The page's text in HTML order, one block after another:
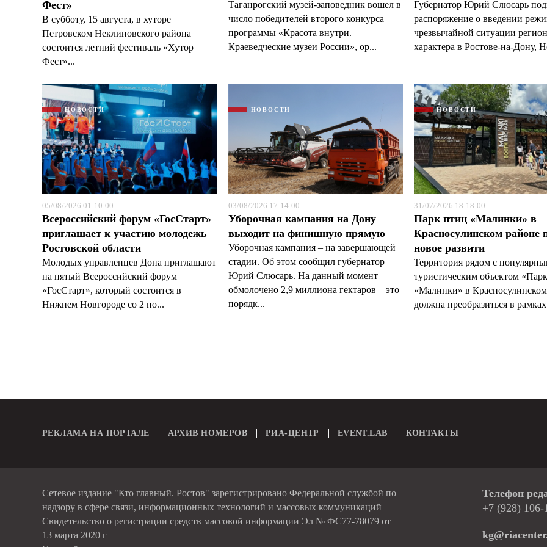
Фест»
В субботу, 15 августа, в хуторе
Петровском Неклиновского района
состоится летний фестиваль «Хутор
Фест»...
Таганрогский музей-заповедник вошел в
число победителей второго конкурса
программы «Красота внутри.
Краеведческие музеи России», ор...
Губернатор Юрий Слюсарь
распоряжение о введении
чрезвычайной ситуации
характера в Ростове-на-Дону,
НОВОСТИ
05/08/2026 01:10:00
Всероссийский форум «ГосСтарт»
приглашает к участию молодежь
Ростовской области
Молодых управленцев Дона приглашают
на пятый Всероссийский форум
«ГосСтарт», который состоится в
Нижнем Новгороде со 2 по...
НОВОСТИ
03/08/2026 17:14:00
Уборочная кампания на Дону
выходит на финишную прямую
Уборочная кампания – на завершающей
стадии. Об этом сообщил губернатор
Юрий Слюсарь. На данный момент
обмолочено 2,9 миллиона гектаров – это
порядк...
НОВОСТИ
31/07/2026 18:18:00
Парк птиц «Малинки» в
Красносулинском районе
новое развити
Территория рядом с
туристическим объектом
«Малинки» в
должна преобразиться в
РЕКЛАМА НА ПОРТАЛЕ АРХИВ НОМЕРОВ РИА-ЦЕНТР EVENT.LAB КОНТАКТЫ
Сетевое издание "Кто главный. Ростов" зарегистрировано Федеральной службой по
надзору в сфере связи, информационных технологий и массовых коммуникаций
Свидетельство о регистрации средств массовой информации Эл № ФС77-78079 от
13 марта 2020 г
Телефон
+7 (928) 106-